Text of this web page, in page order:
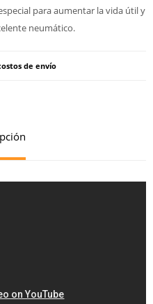
para aumentar la vida útil y
neumático.
de envío